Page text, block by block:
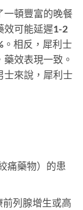
一頓豐富的晚餐
效可能延遲1-2
。相反，犀利士
效表現一致。
士來說，犀利士
痛藥物）的患
前列腺增生或高